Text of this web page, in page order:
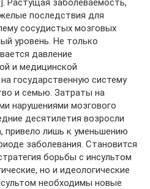
последствия для
сосудистых мозговых
уровень. Не только
давление
и медицинской
государственную систему
и семью. Затраты на
нарушениями мозгового
десятилетия возросли
привело лишь к уменьшению
заболевания. Становится
борьбы с инсультом
но и идеологические
необходимы новые